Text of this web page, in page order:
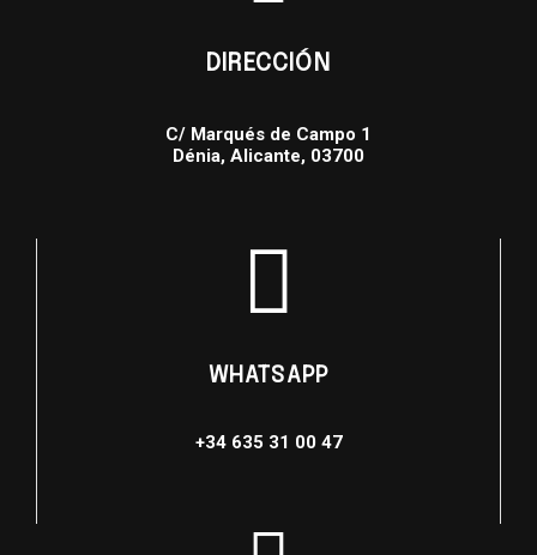
DIRECCIÓN
C/ Marqués de Campo 1
Dénia, Alicante, 03700
WHATSAPP
+34 635 31 00 47